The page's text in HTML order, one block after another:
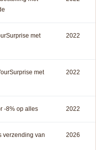
met
2022
met
2022
-8% op alles 2022
verzending van
2026